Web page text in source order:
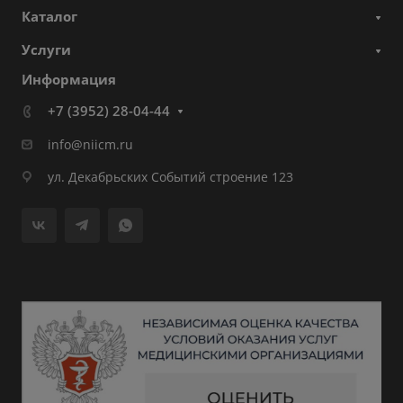
Каталог
Услуги
Информация
+7 (3952) 28-04-44
info@niicm.ru
ул. Декабрьских Событий строение 123